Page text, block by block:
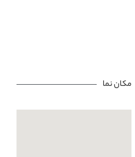
مکان نما